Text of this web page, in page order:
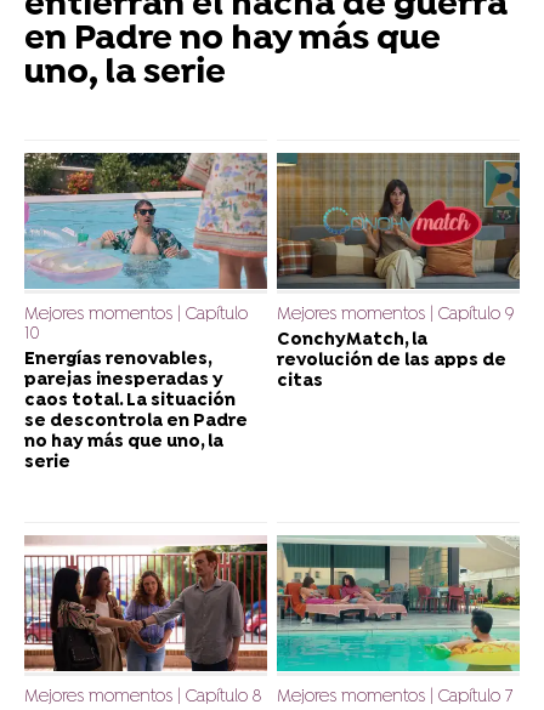
en Padre no hay más que
uno, la serie
Mejores momentos | Capítulo
10
Energías renovables,
parejas inesperadas y
caos total. La situación
se descontrola en Padre
no hay más que uno, la
serie
Mejores momentos | Capítulo 9
ConchyMatch, la
revolución de las apps de
citas
Mejores momentos | Capítulo 8
Mejores momentos | Capítulo 7